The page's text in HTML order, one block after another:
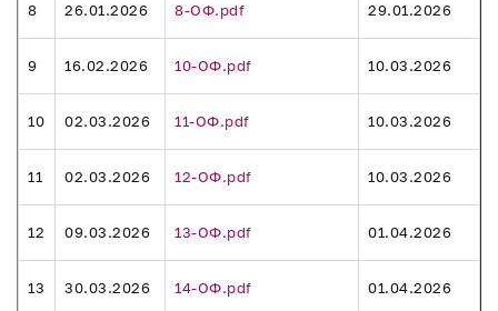
8 26.01.2026 8-ОФ.pdf 29.01.2026
9 16.02.2026 10-ОФ.pdf 10.03.2026
10 02.03.2026 11-ОФ.pdf 10.03.2026
11 02.03.2026 12-ОФ.pdf 10.03.2026
12 09.03.2026 13-ОФ.pdf 01.04.2026
13 30.03.2026 14-ОФ.pdf 01.04.2026